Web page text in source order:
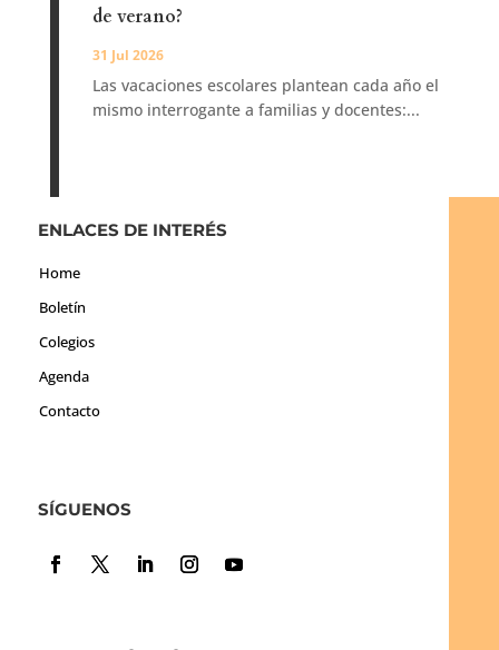
de verano?
31 Jul 2026
Las vacaciones escolares plantean cada año el
mismo interrogante a familias y docentes:...
ENLACES DE INTERÉS
Home
Boletín
Colegios
Agenda
Contacto
SÍGUENOS